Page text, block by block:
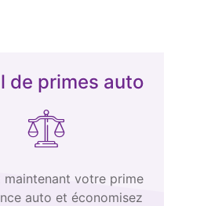
de primes auto
maintenant votre prime
auto et économisez